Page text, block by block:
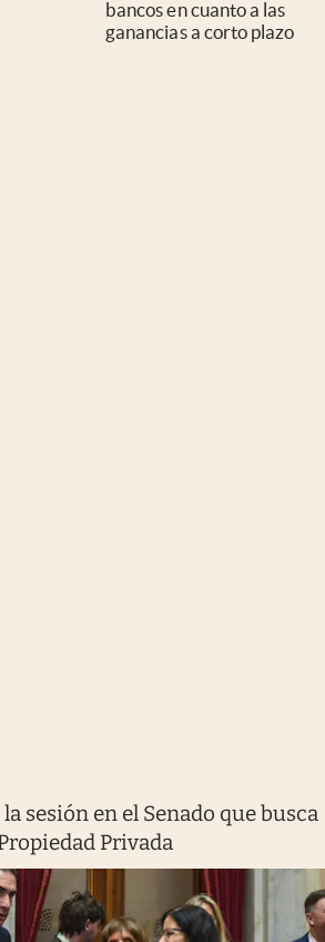
bancos en cuanto a las
ganancias a corto plazo
sesión en el Senado que busca
Privada